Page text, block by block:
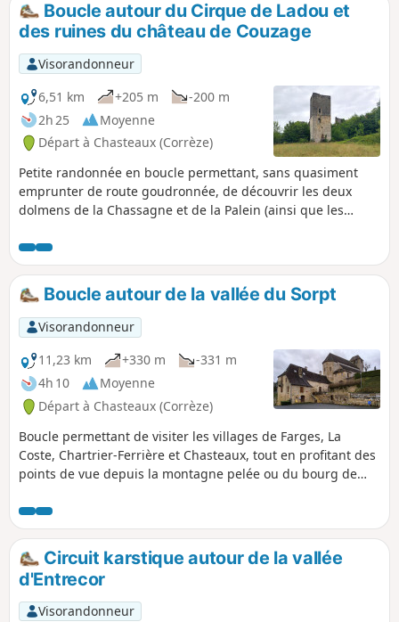
p
Boucle autour du Cirque de Ladou et
des ruines du château de Couzage
Visorandonneur
6,51 km
+205 m
-200 m
2h 25
Moyenne
Départ à Chasteaux (Corrèze)
Petite randonnée en boucle permettant, sans quasiment
emprunter de route goudronnée, de découvrir les deux
dolmens de la Chassagne et de la Palein (ainsi que les
de Ladou en appréciant le panorama dégagé portant
jusqu'au Puy d'Yssandon et au delà et approcher les ruines
du château de Couzage.
Boucle autour de la vallée du Sorpt
Visorandonneur
11,23 km
+330 m
-331 m
4h 10
Moyenne
Départ à Chasteaux (Corrèze)
Boucle permettant de visiter les villages de Farges, La
Coste, Chartrier-Ferrière et Chasteaux, tout en profitant des
points de vue depuis la montagne pelée ou du bourg de
Circuit karstique autour de la vallée
d'Entrecor
Visorandonneur